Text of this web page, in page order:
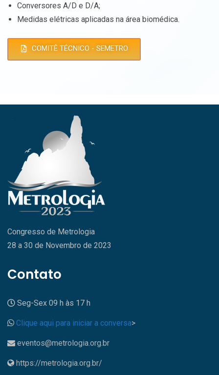
Conversores A/D e D/A;
Medidas elétricas aplicadas na área biomédica.
COMITÊ TÉCNICO - SEMETRO
Congresso de Metrologia
28 a 30 de Novembro de 2023
Contato
Seg-Sex 09 h às 17 h
Clique aqui para iniciar a conversa>
eventos@metrologia.org.br
https://metrologia.org.br/